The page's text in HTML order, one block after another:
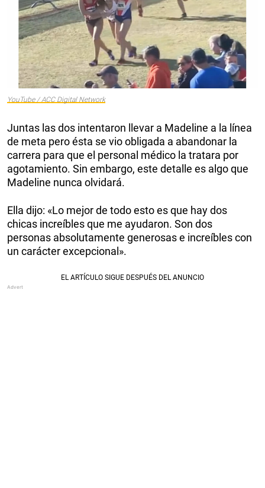
YouTube / ACC Digital Network
Juntas las dos intentaron llevar a Madeline a la línea
de meta pero ésta se vio obligada a abandonar la
carrera para que el personal médico la tratara por
agotamiento. Sin embargo, este detalle es algo que
Madeline nunca olvidará.
Ella dijo: «Lo mejor de todo esto es que hay dos
chicas increíbles que me ayudaron. Son dos
personas absolutamente generosas e increíbles con
un carácter excepcional».